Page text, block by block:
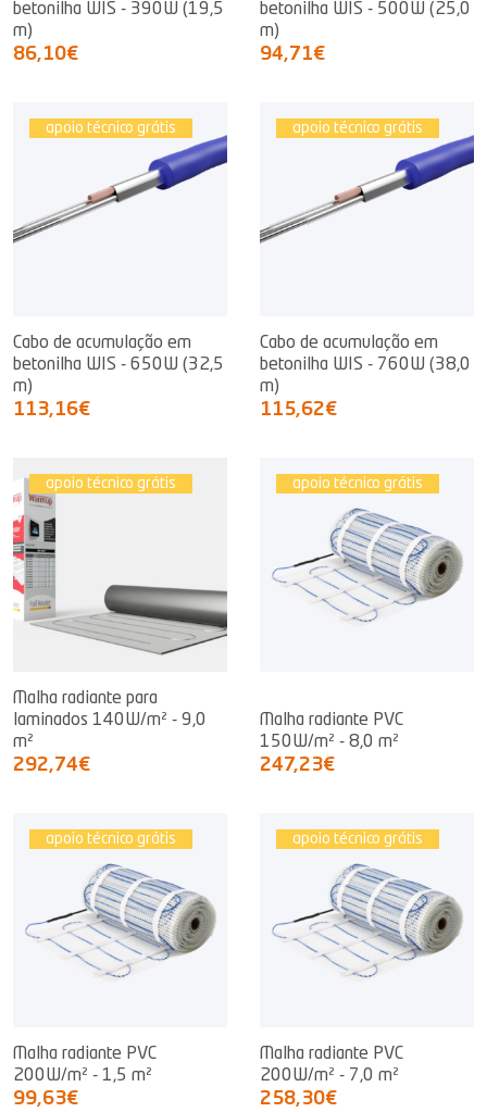
betonilha WIS - 390W (19,5
m)
86,10€
betonilha WIS - 500W (25,0
m)
94,71€
apoio técnico grátis
Cabo de acumulação em
betonilha WIS - 650W (32,5
m)
113,16€
apoio técnico grátis
Cabo de acumulação em
betonilha WIS - 760W (38,0
m)
115,62€
apoio técnico grátis
Malha radiante para
laminados 140W/m² - 9,0
m²
292,74€
apoio técnico grátis
Malha radiante PVC
150W/m² - 8,0 m²
247,23€
apoio técnico grátis
Malha radiante PVC
200W/m² - 1,5 m²
99,63€
apoio técnico grátis
Malha radiante PVC
200W/m² - 7,0 m²
258,30€